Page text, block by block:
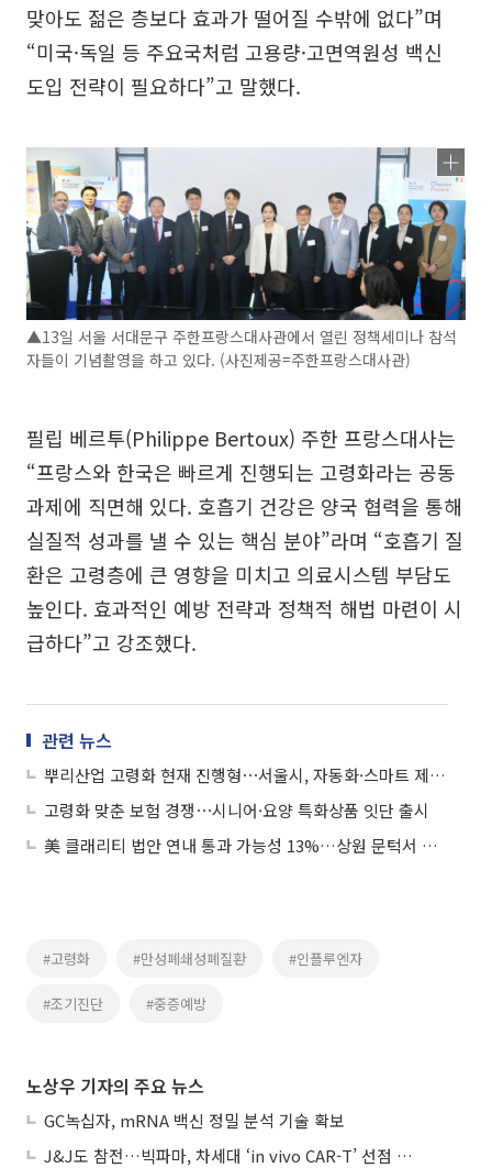
맞아도 젊은 층보다 효과가 떨어질 수밖에 없다”며
“미국·독일 등 주요국처럼 고용량·고면역원성 백신
도입 전략이 필요하다”고 말했다.
▲13일 서울 서대문구 주한프랑스대사관에서 열린 정책세미나 참석
자들이 기념촬영을 하고 있다. (사진제공=주한프랑스대사관)
필립 베르투(Philippe Bertoux) 주한 프랑스대사는
“프랑스와 한국은 빠르게 진행되는 고령화라는 공동
과제에 직면해 있다. 호흡기 건강은 양국 협력을 통해
실질적 성과를 낼 수 있는 핵심 분야”라며 “호흡기 질
환은 고령층에 큰 영향을 미치고 의료시스템 부담도
높인다. 효과적인 예방 전략과 정책적 해법 마련이 시
급하다”고 강조했다.
관련 뉴스
뿌리산업 고령화 현재 진행형⋯서울시, 자동화·스마트 제조로 맞선다
고령화 맞춘 보험 경쟁⋯시니어·요양 특화상품 잇단 출시
美 클래리티 법안 연내 통과 가능성 13%…상원 문턱서 제동
#고령화 #만성폐쇄성폐질환 #인플루엔자
#조기진단 #중증예방
노상우 기자의 주요 뉴스
GC녹십자, mRNA 백신 정밀 분석 기술 확보
J&J도 참전…빅파마, 차세대 ‘in vivo CAR-T’ 선점 경쟁 본격화